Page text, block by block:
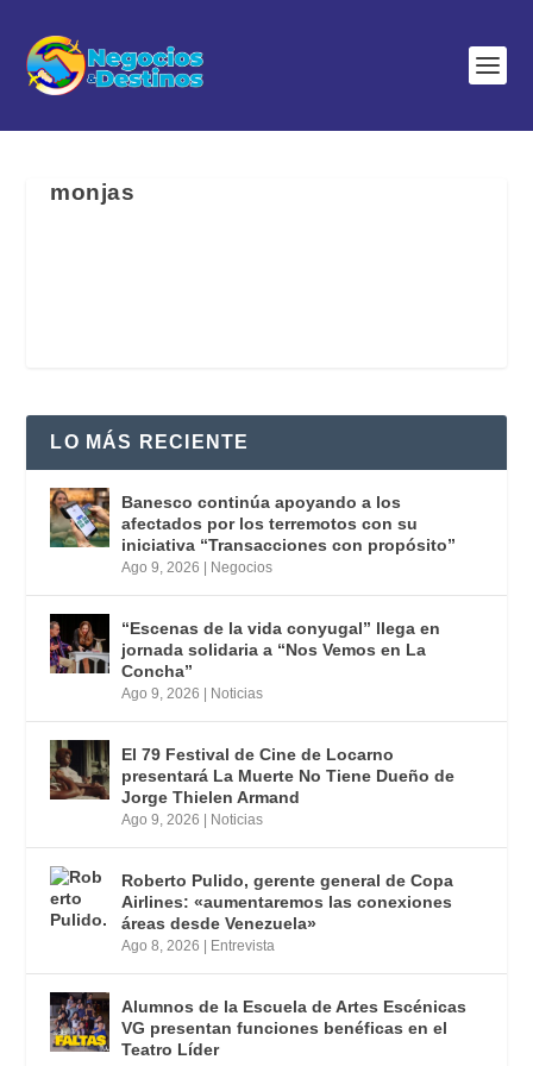
monjas
LO MÁS RECIENTE
Banesco continúa apoyando a los
afectados por los terremotos con su
iniciativa “Transacciones con propósito”
Ago 9, 2026 Negocios
“Escenas de la vida conyugal” llega en
jornada solidaria a “Nos Vemos en La
Concha”
Ago 9, 2026 Noticias
El 79 Festival de Cine de Locarno
presentará La Muerte No Tiene Dueño de
Jorge Thielen Armand
Ago 9, 2026 Noticias
Roberto Pulido, gerente general de Copa
Airlines: «aumentaremos las conexiones
áreas desde Venezuela»
Ago 8, 2026 Entrevista
Alumnos de la Escuela de Artes Escénicas
VG presentan funciones benéficas en el
Teatro Líder